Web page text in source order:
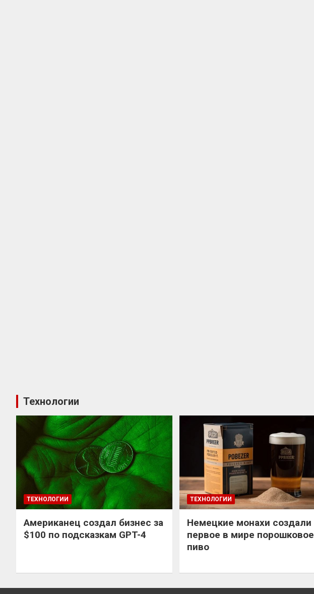
Технологии
ТЕХНОЛОГИИ
Американец создал бизнес за
$100 по подсказкам GPT-4
ТЕХНОЛОГИИ
Немецкие монахи создали
первое в мире порошковое
пиво